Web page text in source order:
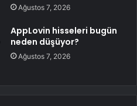
Ağustos 7, 2026
AppLovin hisseleri bugün
neden düşüyor?
Ağustos 7, 2026